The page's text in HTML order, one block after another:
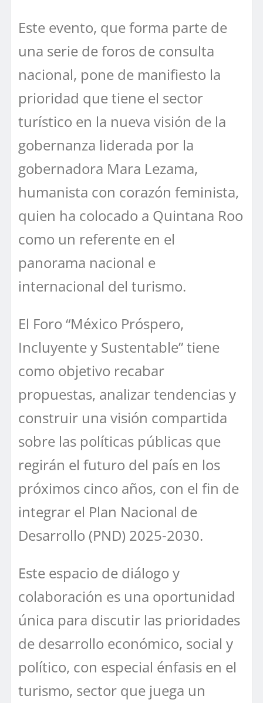
Este evento, que forma parte de
una serie de foros de consulta
nacional, pone de manifiesto la
prioridad que tiene el sector
turístico en la nueva visión de la
gobernanza liderada por la
gobernadora Mara Lezama,
humanista con corazón feminista,
quien ha colocado a Quintana Roo
como un referente en el
panorama nacional e
internacional del turismo.
El Foro “México Próspero,
Incluyente y Sustentable” tiene
como objetivo recabar
propuestas, analizar tendencias y
construir una visión compartida
sobre las políticas públicas que
regirán el futuro del país en los
próximos cinco años, con el fin de
integrar el Plan Nacional de
Desarrollo (PND) 2025-2030.
Este espacio de diálogo y
colaboración es una oportunidad
única para discutir las prioridades
de desarrollo económico, social y
político, con especial énfasis en el
turismo, sector que juega un